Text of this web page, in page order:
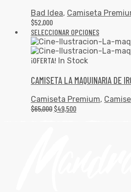
Bad Idea, Camiseta
$52,000
SELECCIONAR OPCIONES
¡OFERTA! In Stock
CAMISETA LA MAQUINARIA DE
Camiseta Premium,
$65,000 $49,500